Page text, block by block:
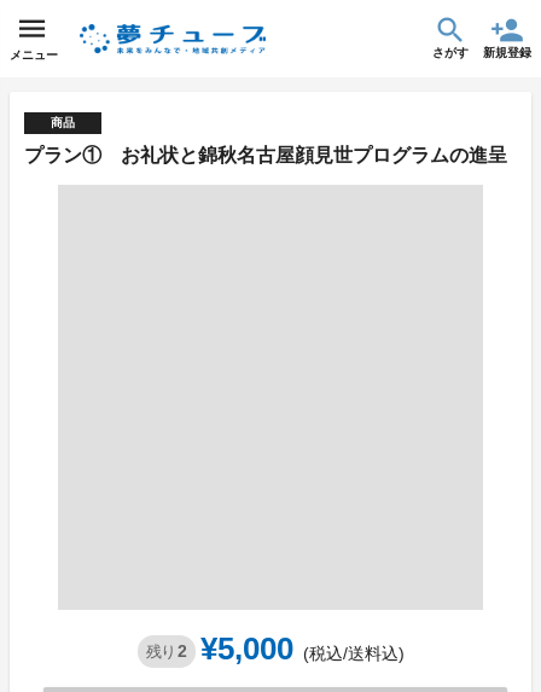
メニュー さがす 新規登録
商品
プラン① お礼状と錦秋名古屋顔見世プログラムの進呈
残り 2 ¥5,000 (税込/送料込)